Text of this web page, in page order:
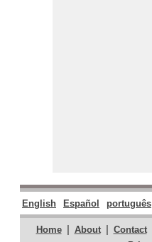
English Español português
Home | About | Contact